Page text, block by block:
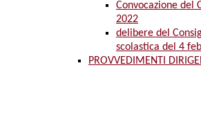
Convocazione del
2022
delibere del
scolastica del 4
PROVVEDIMENTI